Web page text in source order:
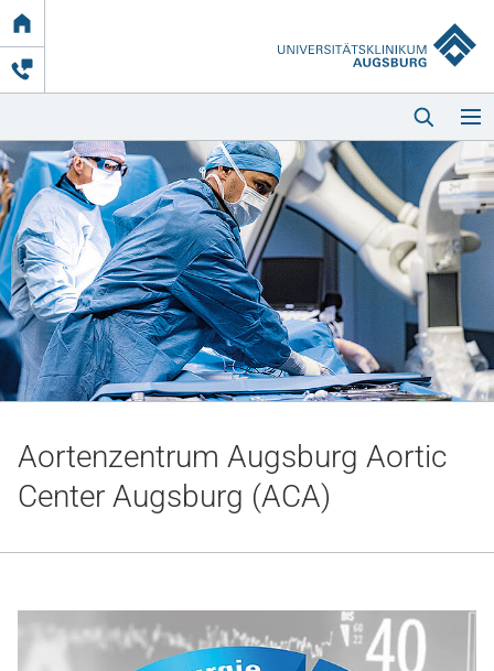
Link
zur
Startseite
Startseite
Kliniken & Einrichtungen
Beruf & Karriere
Aortenzentrum Augsburg Aortic
Center Augsburg (ACA)